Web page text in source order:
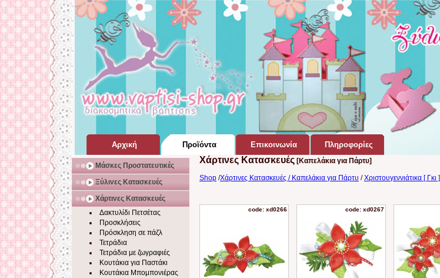
Αρχική
Σελίδα Home Page
Προϊόντα
για Βάπτιση
Επικοινωνία Πληροφορίες
Μάσκες Προστατευτικές
Ξύλινες Κατασκευές
Χάρτινες Κατασκευές
Δακτυλίδι Πετσέτας
Προσκλήσεις
Πρόσκληση σε πάζλ
Τετράδια
Τετράδια με ζωγραφιές
Κουτάκια για Παστάκι
Κουτάκια Μπομπονιέρας
Χάρτινες Κατασκευές [Καπελάκια για Πάρτυ]
Shop /Χάρτινες Κατασκευές / Καπελάκια για Πάρτυ /Χριστουγεννιάτικα [ Γκι ]
code: xd0266 code: xd0267